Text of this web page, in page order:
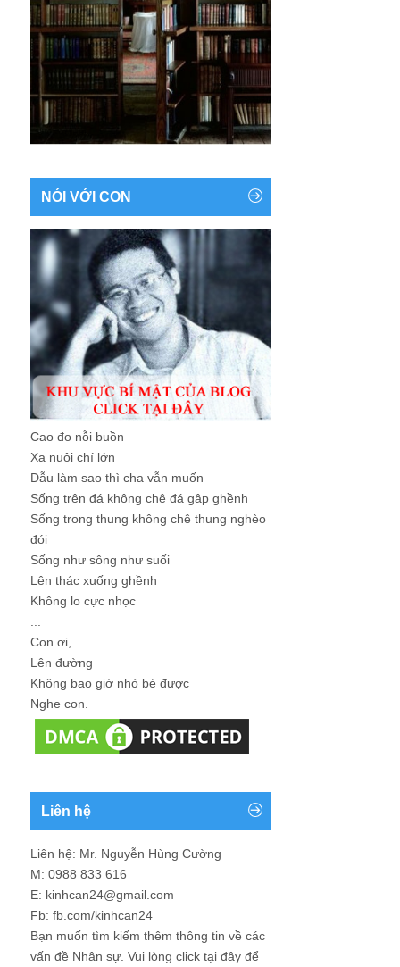
NÓI VỚI CON
Cao đo nỗi buồn
Xa nuôi chí lớn
Dẫu làm sao thì cha vẫn muốn
Sống trên đá không chê đá gập ghềnh
Sống trong thung không chê thung nghèo
đói
Sống như sông như suối
Lên thác xuống ghềnh
Không lo cực nhọc
Con ơi, ...
Lên đường
Không bao giờ nhỏ bé được
Nghe con.
Liên hệ
Liên hệ: Mr. Nguyễn Hùng Cường
M: 0988 833 616
E: kinhcan24@gmail.com
Fb: fb.com/kinhcan24
Bạn muốn tìm kiếm thêm thông tin về các
vấn đề Nhân sự . Vui lòng click tại đây để